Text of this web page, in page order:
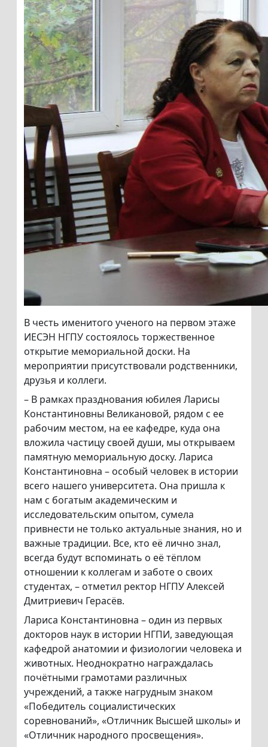
В честь именитого ученого на первом этаже
ИЕСЭН НГПУ состоялось торжественное
открытие мемориальной доски. На
мероприятии присутствовали родственники,
друзья и коллеги.
– В рамках празднования юбилея Ларисы
Константиновны Великановой, рядом с ее
рабочим местом, на ее кафедре, куда она
вложила частицу своей души, мы открываем
памятную мемориальную доску. Лариса
Константиновна – особый человек в истории
всего нашего университета. Она пришла к
нам с богатым академическим и
исследовательским опытом, сумела
привнести не только актуальные знания, но и
важные традиции. Все, кто её лично знал,
всегда будут вспоминать о её тёплом
отношении к коллегам и заботе о своих
студентах, – отметил ректор НГПУ Алексей
Дмитриевич Герасёв.
Лариса Константиновна – один из первых
докторов наук в истории НГПИ, заведующая
кафедрой анатомии и физиологии человека и
животных. Неоднократно награждалась
почётными грамотами различных
учреждений, а также нагрудным знаком
«Победитель социалистических
соревнований», «Отличник Высшей школы» и
«Отличник народного просвещения».